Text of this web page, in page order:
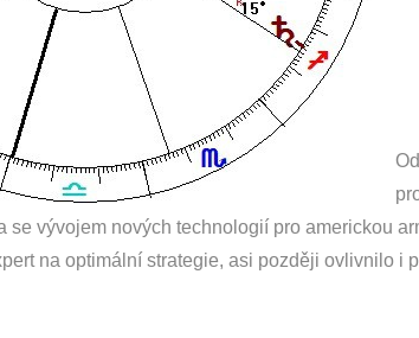
vývojem nových technologií pro americkou
na optimální strategie, asi později ovlivnilo i